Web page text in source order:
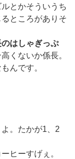
とかそういうち
ところがありそ
はしゃぎっぷ
くないか係長。
んです。
。たかが1、2
ヒーすげぇ。